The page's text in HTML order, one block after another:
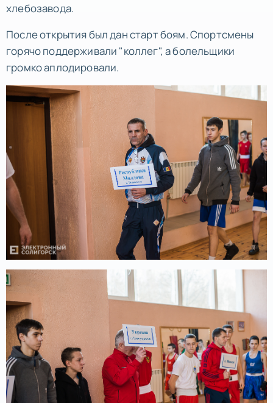
хлебозавода.
После открытия был дан старт боям. Спортсмены
горячо поддерживали "коллег", а болельщики
громко аплодировали.